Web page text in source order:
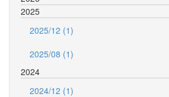
2025
2025/12 (1)
2025/08 (1)
2024
2024/12 (1)